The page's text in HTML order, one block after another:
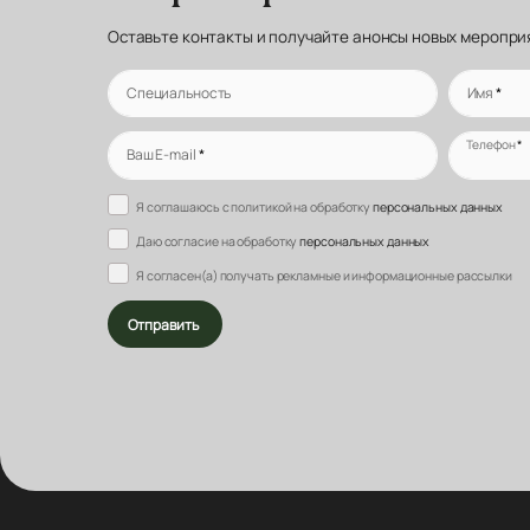
Оставьте контакты и получайте анонсы новых
Специальность Имя*
Ваш E-mail* Телефон*
Я соглашаюсь с политикой на обработкуперсональных данных
Даю согласие на обработкуперсональных данных
Я согласен(а) получать рекламные и информационные рассылки
Отправить